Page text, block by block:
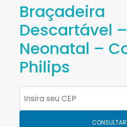
Braçadeira
Descartável
Neonatal –
Philips
CONSULTAR